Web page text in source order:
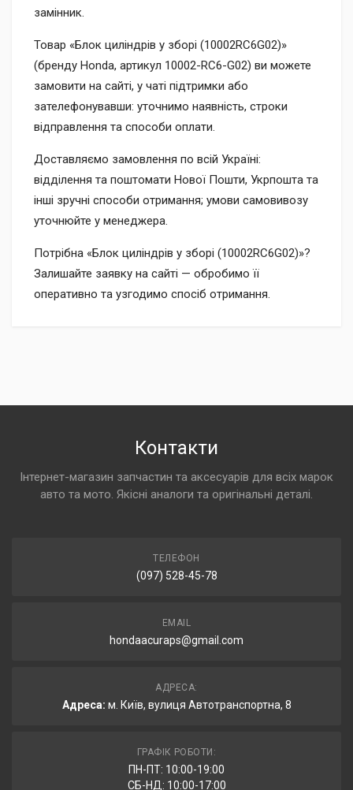
замінник.
Товар «Блок циліндрів у зборі (10002RC6G02)»
(бренду Honda, артикул 10002-RC6-G02) ви можете
замовити на сайті, у чаті підтримки або
зателефонувавши: уточнимо наявність, строки
відправлення та способи оплати.
Доставляємо замовлення по всій Україні:
відділення та поштомати Нової Пошти, Укрпошта та
інші зручні способи отримання; умови самовивозу
уточнюйте у менеджера.
Потрібна «Блок циліндрів у зборі (10002RC6G02)»?
Залишайте заявку на сайті — обробимо її
оперативно та узгодимо спосіб отримання.
Контакти
Інтернет-магазин запчастин та аксесуарів для всіх марок
авто та мото. Якісні аналоги та оригінальні деталі.
ТЕЛЕФОН
(097) 528-45-78
EMAIL
hondaacuraps@gmail.com
АДРЕСА:
Адреса: м. Київ, вулиця Автотранспортна, 8
ГРАФІК РОБОТИ:
ПН-ПТ: 10:00-19:00
СБ-НД: 10:00-17:00